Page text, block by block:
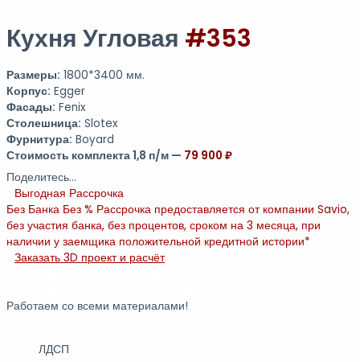
Кухня Угловая #353
Размеры: 1800*3400 мм.
Корпус: Egger
Фасады: Fenix
Столешница: Slotex
Фурнитура: Boyard
Стоимость комплекта 1,8 п/м — 79 900 ₽
Поделитесь...
Выгодная Рассрочка
Без Банка Без % Рассрочка предоставляется от компании Savio,
без участия банка, без процентов, сроком на 3 месяца, при
наличии у заемщика положительной кредитной истории*
Заказать 3D проект и расчёт
Работаем со всеми материалами!
ЛДСП